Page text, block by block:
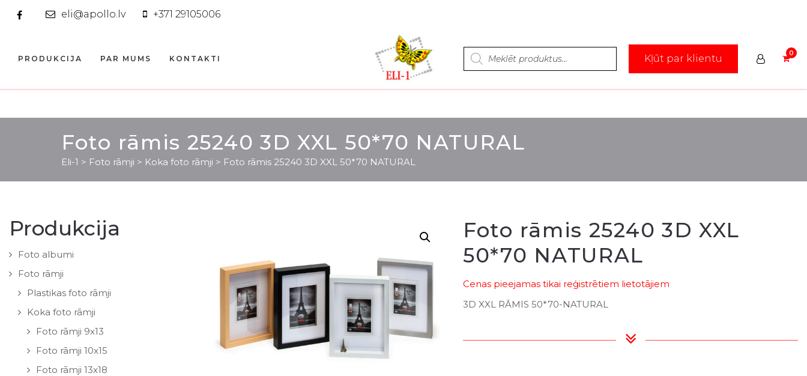
eli@apollo.lv +371 29105006
Products
search Kļūt par klientu
PRODUKCIJA PAR MUMS KONTAKTI
Foto rāmis 25240 3D XXL 50*70 NATURAL
Eli-1 > Foto rāmji > Koka foto rāmji > Foto rāmis 25240 3D XXL 50*70 NATURAL
Produkcija
Foto albumi
Foto rāmji
Plastikas foto rāmji
Koka foto rāmji
Foto rāmji 9x13
Foto rāmji 10x15
Foto rāmji 13x18
Foto rāmis 25240 3D XXL
50*70 NATURAL
Cenas pieejamas tikai reģistrētiem lietotājiem
3D XXL RĀMIS 50*70-NATURAL